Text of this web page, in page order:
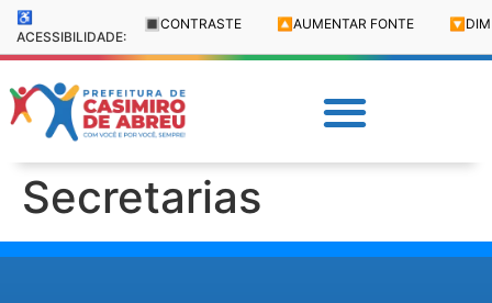
♿
ACESSIBILIDADE:
🔳 CONTRASTE 🔼 AUMENTAR FONTE 🔽
Secretarias